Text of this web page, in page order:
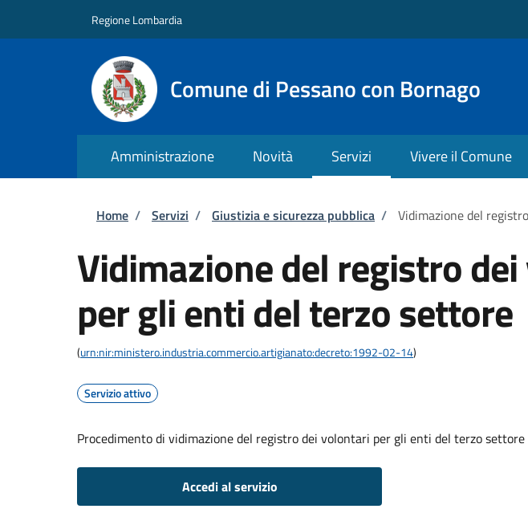
Regione Lombardia
Comune di Pessano con Bornago
Amministrazione Novità Servizi Vivere il Comune
Briciole di pane
Home / Servizi / Giustizia e sicurezza pubblica / Vidimazione del
Vidimazione del registro
per gli enti del terzo settore
(urn:nir:ministero.industria.commercio.artigianato:decreto:1992-02-14)
Servizio attivo
Procedimento di vidimazione del registro dei volontari per gli enti del terzo settore
Accedi al servizio